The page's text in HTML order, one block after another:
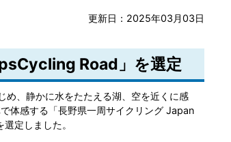
更新日：2025年03月03日
Road」を選定
め、静かに水をたたえる湖、空を近くに感
体感する「長野県一周サイクリング Japan
定しました。